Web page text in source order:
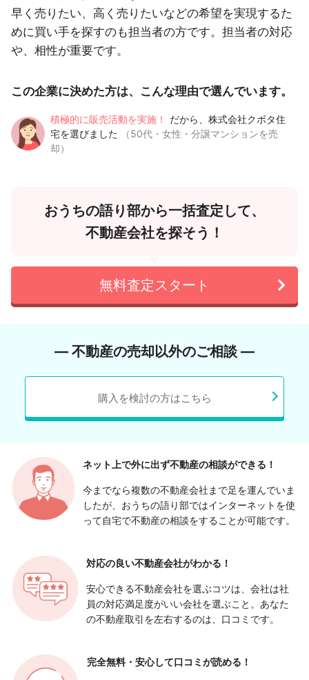
早く売りたい、高く売りたいなどの希望を実現するた
めに買い手を探すのも担当者の方です。担当者の対応
や、相性が重要です。
この企業に決めた方は、こんな理由で選んでいます。
積極的に販売活動を実施！
だから、株式会社クボタ住
宅を選びました
（50代・女性・分譲マンションを売
却）
おうちの語り部から一括査定して、
不動産会社を探そう！
無料査定スタート
― 不動産の売却以外のご相談 ―
購入を検討の方はこちら
ネット上で外に出ず不動産の相談ができる！
今までなら複数の不動産会社まで足を運んでいま
したが、おうちの語り部ではインターネットを使
って自宅で不動産の相談をすることが可能です。
対応の良い不動産会社がわかる！
安心できる不動産会社を選ぶコツは、会社は社
員の対応満足度がいい会社を選ぶこと。あなた
の不動産取引を左右するのは、口コミです。
完全無料・安心して口コミが読める！